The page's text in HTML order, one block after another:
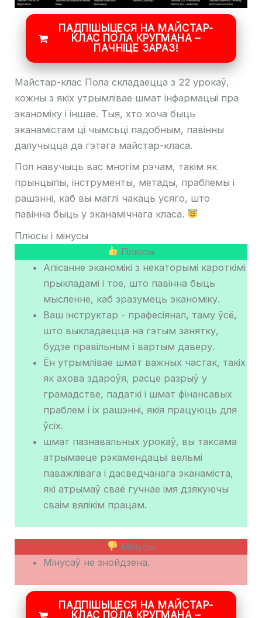
ПАДПІШЫЦЕСЯ НА МАЙСТАР-
КЛАС ПОЛА КРУГМАНА –
ПАЧНІЦЕ ЗАРАЗ!
Майстар-клас Пола складаецца з 22 урокаў,
кожны з якіх утрымлівае шмат інфармацыі пра
эканоміку і іншае. Тыя, хто хоча быць
эканамістам ці чымсьці падобным, павінны
далучыцца да гэтага майстар-класа.
Пол навучыць вас многім рэчам, такім як
прынцыпы, інструменты, метады, праблемы і
рашэнні, каб вы маглі чакаць усяго, што
павінна быць у эканамічнага класа.
Плюсы і мінусы
Плюсы
Апісанне эканомікі з некаторымі кароткімі
прыкладамі і тое, што павінна быць
мысленне, каб зразумець эканоміку.
Ваш інструктар - прафесіянал, таму ўсё,
што выкладаецца на гэтым занятку,
будзе правільным і вартым даверу.
Ён утрымлівае шмат важных частак, такіх
як ахова здароўя, расце разрыў у
грамадстве, падаткі і шмат фінансавых
праблем і іх рашэнні, якія працуюць для
ўсіх.
шмат пазнавальных урокаў, вы таксама
атрымаеце рэкамендацыі вельмі
паважлівага і дасведчанага эканаміста,
які атрымаў сваё гучнае імя дзякуючы
сваім вялікім працам.
Мінусы
Мінусаў не знойдзена.
ПАДПІШЫЦЕСЯ НА МАЙСТАР-
КЛАС ПОЛА КРУГМАНА –